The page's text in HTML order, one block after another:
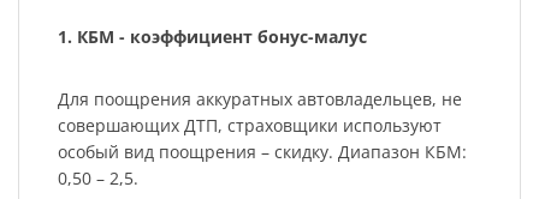
1. КБМ - коэффициент бонус-малус
Для поощрения аккуратных автовладельцев, не
совершающих ДТП, страховщики используют
особый вид поощрения – скидку. Диапазон КБМ:
0,50 – 2,5.